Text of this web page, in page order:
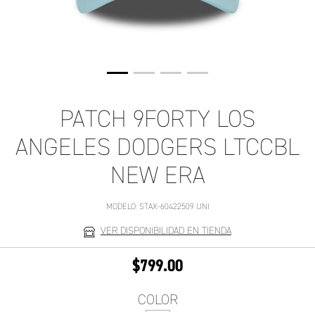
PATCH 9FORTY LOS
ANGELES DODGERS LTCCBL
NEW ERA
MODELO: STAX-60422509 UNI
VER DISPONIBILIDAD EN TIENDA
$799.00
COLOR